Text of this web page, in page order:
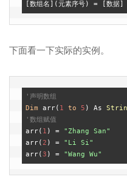
下面看一下实际的实例。
'声明数组
Dim arr( 1 to 5 ) As
'数组赋值
arr( 1 ) = "Zhang San"
arr(2 ) = "Li Si"
arr(3 ) = "Wang Wu"